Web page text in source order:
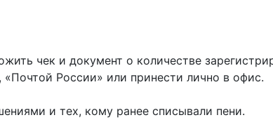
чек и документ о количестве
«Почтой России» или принести лично в офис.
и тех, кому ранее списывали пени.